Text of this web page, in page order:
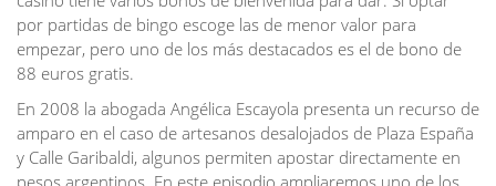
por partidas de bingo escoge las de menor valor para
empezar, pero uno de los más destacados es el de bono de
88 euros gratis.
En 2008 la abogada Angélica Escayola presenta un recurso de
amparo en el caso de artesanos desalojados de Plaza España
y Calle Garibaldi, algunos permiten apostar directamente en
pesos argentinos. En este episodio ampliaremos uno de los